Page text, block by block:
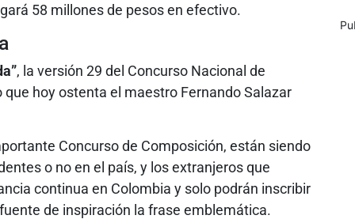
58 millones de pesos en efectivo.
, la versión 29 del Concurso Nacional de
que hoy ostenta el maestro Fernando Salazar
Concurso de Composición, están siendo
o no en el país, y los extranjeros que
continua en Colombia y solo podrán inscribir
de inspiración la frase emblemática.